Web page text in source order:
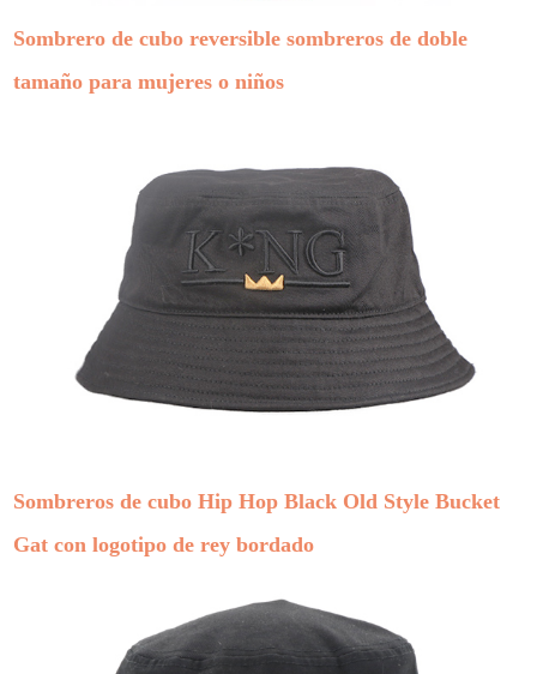
Sombrero de cubo reversible sombreros de doble
tamaño para mujeres o niños
Sombreros de cubo Hip Hop Black Old Style Bucket
Gat con logotipo de rey bordado